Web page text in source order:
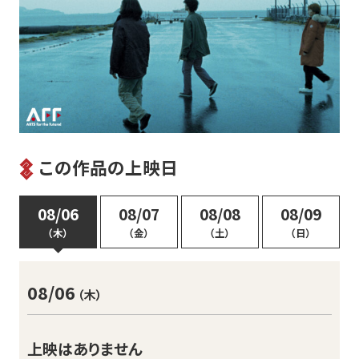
この作品の上映日
08/06
（木）
08/07
（金）
08/08
（土）
08/09
（日）
08/06 （木）
上映はありません